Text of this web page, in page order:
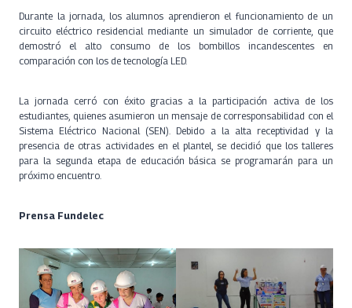
Durante la jornada, los alumnos aprendieron el funcionamiento de un
circuito eléctrico residencial mediante un simulador de corriente, que
demostró el alto consumo de los bombillos incandescentes en
comparación con los de tecnología LED.
La jornada cerró con éxito gracias a la participación activa de los
estudiantes, quienes asumieron un mensaje de corresponsabilidad con el
Sistema Eléctrico Nacional (SEN). Debido a la alta receptividad y la
presencia de otras actividades en el plantel, se decidió que los talleres
para la segunda etapa de educación básica se programarán para un
próximo encuentro.
Prensa Fundelec